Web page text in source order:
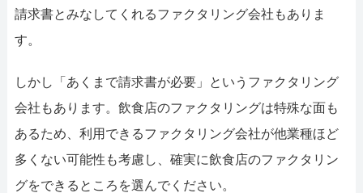
請求書とみなしてくれるファクタリング会社もありま
す。
しかし「あくまで請求書が必要」というファクタリング
会社もあります。飲食店のファクタリングは特殊な面も
あるため、利用できるファクタリング会社が他業種ほど
多くない可能性も考慮し、確実に飲食店のファクタリン
グをできるところを選んでください。